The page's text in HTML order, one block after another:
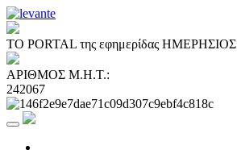
ΤΟ PORTAL της εφημερίδας ΗΜΕΡΗΣΙΟΣ
ΑΡΙΘΜΟΣ Μ.Η.Τ.:
242067